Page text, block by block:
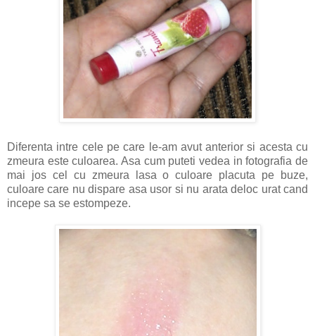
Diferenta intre cele pe care le-am avut anterior si acesta cu
zmeura este culoarea. Asa cum puteti vedea in fotografia de
mai jos cel cu zmeura lasa o culoare placuta pe buze,
culoare care nu dispare asa usor si nu arata deloc urat cand
incepe sa se estompeze.